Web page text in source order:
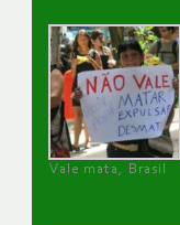
Vale mata, Brasil